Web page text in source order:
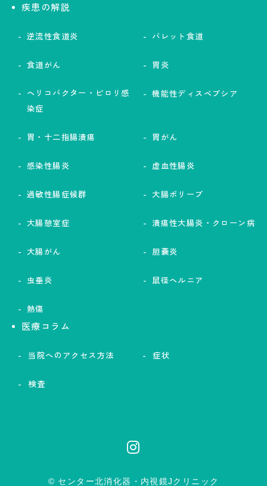
疾患の解説
逆流性食道炎 バレット食道
食道がん 胃炎
ヘリコバクター・ピロリ感
染症
機能性ディスペプシア
胃・十二指腸潰瘍 胃がん
感染性腸炎 虚血性腸炎
過敏性腸症候群 大腸ポリープ
大腸憩室症 潰瘍性大腸炎・クローン病
大腸がん 胆嚢炎
虫垂炎 鼠径ヘルニア
熱傷
医療コラム
当院へのアクセス方法 症状
検査
© センター北消化器・内視鏡Jクリニック